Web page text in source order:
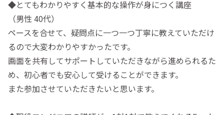
◆とてもわかりやすく基本的な操作が身につく講座
（男性 40代）
ペースを合せて、疑問点に一つ一つ丁寧に教えていただけ
るので大変わかりやすかったです。ㅤ
画面を共有してサポートしていただきながら進められるた
め、初心者でも安心して受けることができます。
また参加させていただきたいと思います。